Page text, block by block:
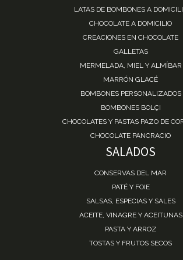
LATAS DE BOMBONES A
CHOCOLATE A DOMICILIO
CREACIONES EN CHOCOLATE
GALLETAS
MERMELADA, MIEL Y ALMÍBAR
MARRÓN GLACÉ
BOMBONES PERSONALIZADOS
BOMBONES BOLÇI
CHOCOLATES Y PASTAS PAZO DE
CHOCOLATE PANCRACIO
SALADOS
CONSERVAS DEL MAR
PATÉ Y FOIE
SALSAS, ESPECIAS Y SALES
ACEITE, VINAGRE Y ACEITUNAS
PASTA Y ARROZ
TOSTAS Y FRUTOS SECOS